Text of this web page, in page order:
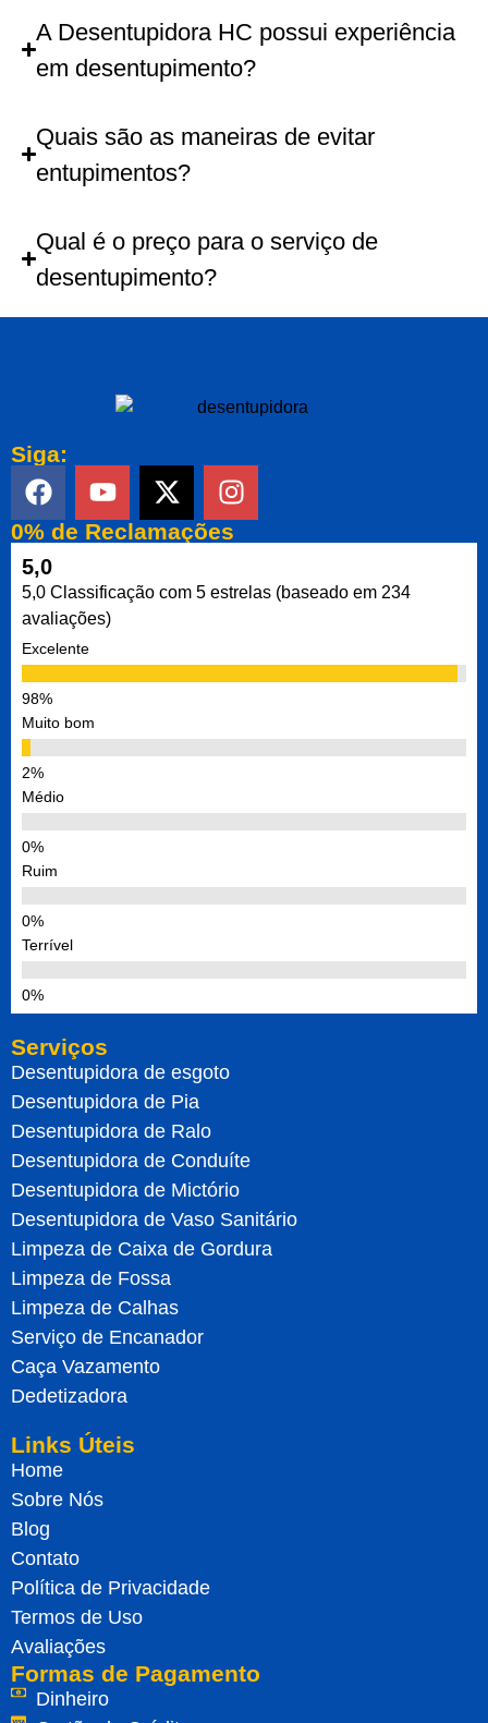
A Desentupidora HC possui experiência
em desentupimento?
Quais são as maneiras de evitar
entupimentos?
Qual é o preço para o serviço de
desentupimento?
Siga:
0% de Reclamações
5,0
5,0 Classificação com 5 estrelas (baseado em 234
avaliações)
Excelente
Muito bom
Médio
Ruim
Terrível
Serviços
Desentupidora de esgoto
Desentupidora de Pia
Desentupidora de Ralo
Desentupidora de Conduíte
Desentupidora de Mictório
Desentupidora de Vaso Sanitário
Limpeza de Caixa de Gordura
Limpeza de Fossa
Limpeza de Calhas
Serviço de Encanador
Caça Vazamento
Dedetizadora
Links Úteis
Home
Sobre Nós
Blog
Contato
Política de Privacidade
Termos de Uso
Avaliações
Formas de Pagamento
Dinheiro